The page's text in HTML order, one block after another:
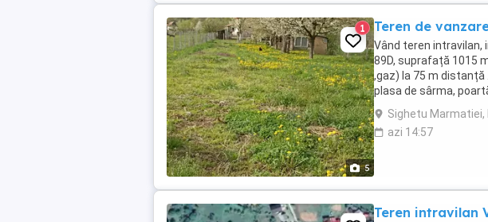
5
1 Teren de
Vând teren intravilan,
89D, suprafață 1015
,gaz) la 75 m
plasa de sârma,
pomi fructiferi pe rod.
Sighetu Marmatiei,
azi 14:57
Teren intravilan